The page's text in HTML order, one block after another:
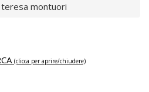
montuori
(clicca per aprire/chiudere)